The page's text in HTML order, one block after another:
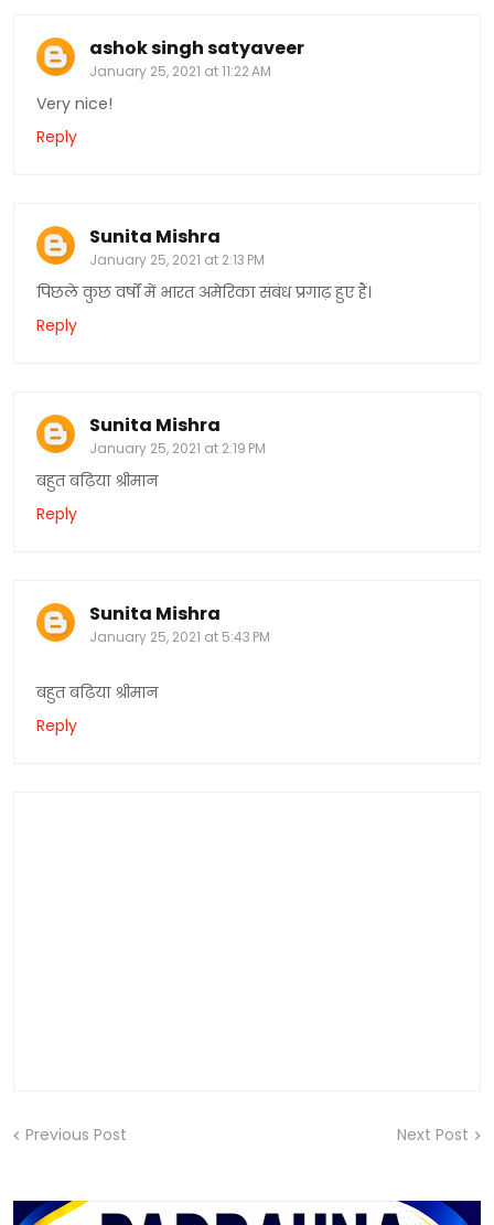
ashok singh satyaveer
January 25, 2021 at 11:22 AM
Very nice!
Reply
Sunita Mishra
January 25, 2021 at 2:13 PM
पिछले कुछ वर्षों में भारत अमेरिका संबंध प्रगाढ़ हुए हैं।
Reply
Sunita Mishra
January 25, 2021 at 2:19 PM
बहुत बढ़िया श्रीमान
Reply
Sunita Mishra
January 25, 2021 at 5:43 PM
बहुत बढ़िया श्रीमान
Reply
Previous Post Next Post